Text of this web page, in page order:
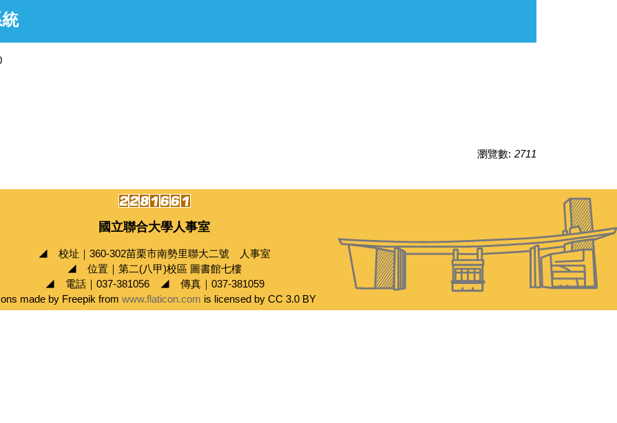
瀏覽數: 2711
國立聯合大學人事室
◢ 校址｜360-302苗栗市南勢里聯大二號 人事室
◢ 位置｜第二(八甲)校區 圖書館七樓
◢ 電話｜037-381056 ◢ 傳真｜037-381059
made by Freepik from www.flaticon.com is licensed by CC 3.0 BY